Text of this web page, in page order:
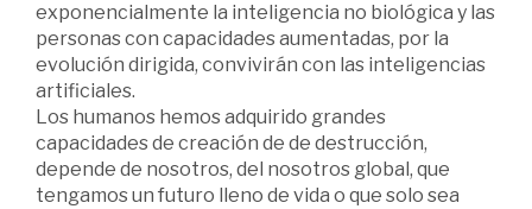
exponencialmente la inteligencia no biológica y las
personas con capacidades aumentadas, por la
evolución dirigida, convivirán con las inteligencias
artificiales.
Los humanos hemos adquirido grandes
capacidades de creación de de destrucción,
depende de nosotros, del nosotros global, que
tengamos un futuro lleno de vida o que solo sea